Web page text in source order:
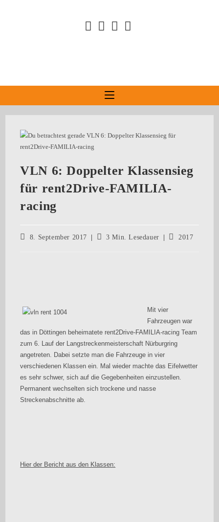
VLN 6: Doppelter Klassensieg
für rent2Drive-FAMILIA-
racing
8. September 2017 3 Min. Lesedauer 2017
Mit vier
Fahrzeugen war
das in Döttingen beheimatete rent2Drive-FAMILIA-racing Team
zum 6. Lauf der Langstreckenmeisterschaft Nürburgring
angetreten. Dabei setzte man die Fahrzeuge in vier
verschiedenen Klassen ein. Mal wieder machte das Eifelwetter
es sehr schwer, sich auf die Gegebenheiten einzustellen.
Permanent wechselten sich trockene und nasse
Streckenabschnitte ab.
Hier der Bericht aus den Klassen: